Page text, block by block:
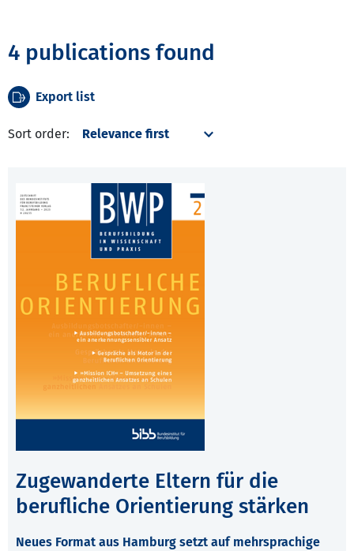
4 publications found
Export list
Sort order:
Zugewanderte Eltern für die
berufliche Orientierung stärken
Neues Format aus Hamburg setzt auf mehrsprachige